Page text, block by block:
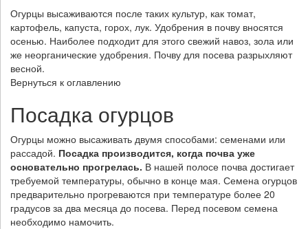
Огурцы высаживаются после таких культур, как томат,
картофель, капуста, горох, лук. Удобрения в почву вносятся
осенью. Наиболее подходит для этого свежий навоз, зола или
же неорганические удобрения. Почву для посева разрыхляют
весной.
Вернуться к оглавлению
Посадка огурцов
Огурцы можно высаживать двумя способами: семенами или
рассадой. Посадка производится, когда почва уже
основательно прогрелась. В нашей полосе почва достигает
требуемой температуры, обычно в конце мая. Семена огурцов
предварительно прогреваются при температуре более 20
градусов за два месяца до посева. Перед посевом семена
необходимо намочить.